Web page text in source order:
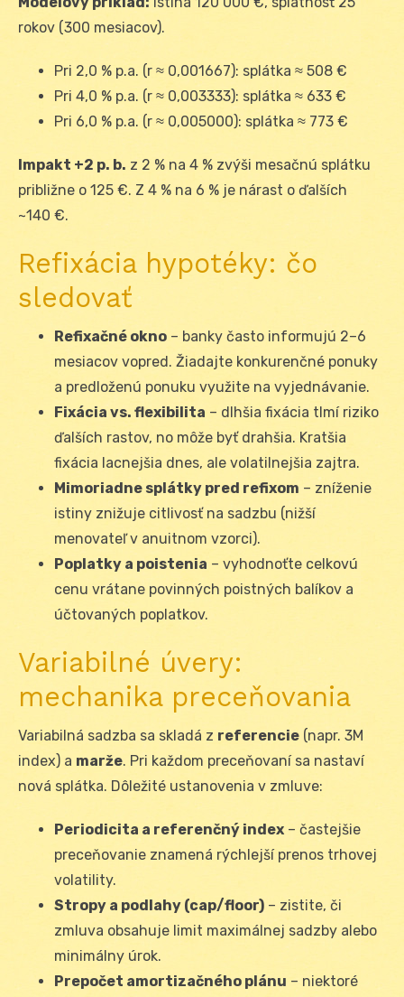
rokov (300 mesiacov).
Pri 2,0 % p.a. (r ≈ 0,001667): splátka ≈ 508 €
Pri 4,0 % p.a. (r ≈ 0,003333): splátka ≈ 633 €
Pri 6,0 % p.a. (r ≈ 0,005000): splátka ≈ 773 €
Impakt +2 p. b. z 2 % na 4 % zvýši mesačnú splátku
približne o 125 €. Z 4 % na 6 % je nárast o ďalších
~140 €.
Refixácia hypotéky: čo
sledovať
Refixačné okno – banky často informujú 2–6
mesiacov vopred. Žiadajte konkurenčné ponuky
a predloženú ponuku využite na vyjednávanie.
Fixácia vs. flexibilita – dlhšia fixácia tlmí riziko
ďalších rastov, no môže byť drahšia. Kratšia
fixácia lacnejšia dnes, ale volatilnejšia zajtra.
Mimoriadne splátky pred refixom – zníženie
istiny znižuje citlivosť na sadzbu (nižší
menovateľ v anuitnom vzorci).
Poplatky a poistenia – vyhodnoťte celkovú
cenu vrátane povinných poistných balíkov a
účtovaných poplatkov.
Variabilné úvery:
mechanika preceňovania
Variabilná sadzba sa skladá z referencie (napr. 3M
index) a marže. Pri každom preceňovaní sa nastaví
nová splátka. Dôležité ustanovenia v zmluve:
Periodicita a referenčný index – častejšie
preceňovanie znamená rýchlejší prenos trhovej
volatility.
Stropy a podlahy (cap/floor) – zistite, či
zmluva obsahuje limit maximálnej sadzby alebo
minimálny úrok.
Prepočet amortizačného plánu – niektoré